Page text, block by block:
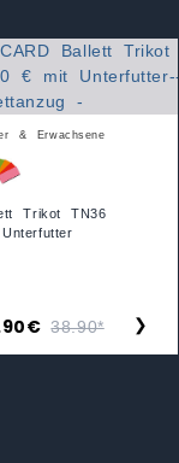
& Erwachsene
Trikot TN36
38.90* ❯